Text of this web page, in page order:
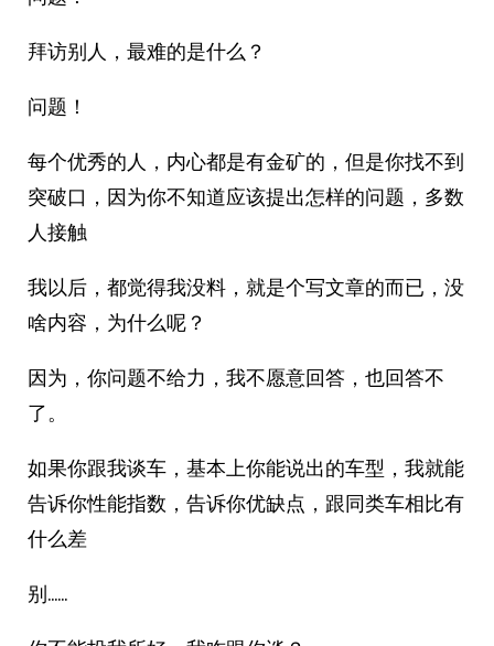
拜访别人，最难的是什么？
问题！
每个优秀的人，内心都是有金矿的，但是你找不到
突破口，因为你不知道应该提出怎样的问题，多数
人接触
我以后，都觉得我没料，就是个写文章的而已，没
啥内容，为什么呢？
因为，你问题不给力，我不愿意回答，也回答不
了。
如果你跟我谈车，基本上你能说出的车型，我就能
告诉你性能指数，告诉你优缺点，跟同类车相比有
什么差
别……